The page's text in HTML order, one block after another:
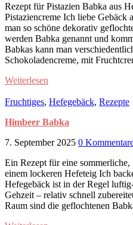
Rezept für Pistazien Babka aus
Pistaziencreme Ich liebe Gebäck
man so schöne dekorativ
werden Babka genannt und
Babkas kann man
Schokoladencreme, mit
Weiterlesen
Fruchtiges, Hefegebäck, Rezepte
Himbeer Babka
7. September 2025 0
Ein Rezept für eine
einem lockeren Hefeteig Ich
Hefegebäck ist in der Regel
Gehzeit – relativ schnell
Raum sind die geflochtenen